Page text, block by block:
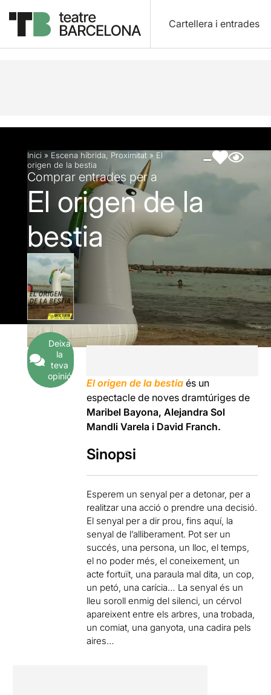
Cartellera i entrades
Descripció Fitxa artística Fotos i vídeos
Inici » Escena híbrida, Proximitat » El
origen de la bestia
Comprar entrades per a
El origen de la
bestia
Deixa
la
teva
opinió
El origen de la bestia és un
espectacle de noves dramtúriges de
Maribel Bayona, Alejandra Sol
Mandli Varela i David Franch.
Sinopsi
Esperem un senyal per a detonar, per a
realitzar una acció o prendre una decisió.
El senyal per a dir prou, fins aquí, la
senyal de l’alliberament. Pot ser un
succés, una persona, un lloc, el temps,
el no poder més, el coneixement, un
acte fortuït, una paraula mal dita, un cop,
un petó, una carícia… La senyal és un
lleu soroll enmig del silenci, un cérvol
apareixent entre els arbres, una trobada,
un comiat, una ganyota, una cadira pels
aires…